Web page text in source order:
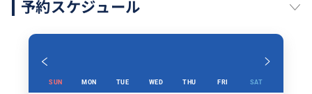
予約スケジュール
SUN MON TUE WED THU FRI SAT